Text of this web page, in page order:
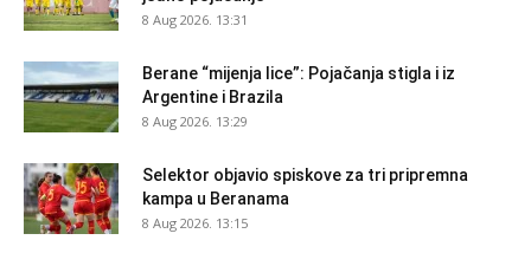
8 Aug 2026. 13:31
Berane “mijenja lice”: Pojačanja stigla i iz
Argentine i Brazila
8 Aug 2026. 13:29
Selektor objavio spiskove za tri pripremna
kampa u Beranama
8 Aug 2026. 13:15